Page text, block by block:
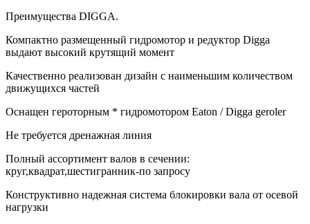
Преимущества DIGGA.
Компактно размещенный гидромотор и редуктор Digga
выдают высокий крутящий момент
Качественно реализован дизайн с наименьшим количеством
движущихся частей
Оснащен героторным * гидромотором Eaton / Digga geroler
Не требуется дренажная линия
Полный ассортимент валов в сечении:
круг,квадрат,шестигранник-по запросу
Конструктивно надежная система блокировки вала от осевой
нагрузки